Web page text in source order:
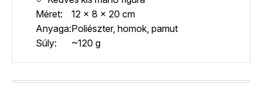
Méret:
12 x 8 x 20 cm
Anyaga:Poliészter, homok, pamut
Súly:
~120 g